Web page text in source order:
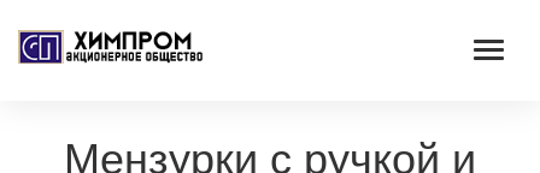
Мензурки с ручкой и